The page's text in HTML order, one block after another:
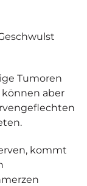
Tumoren
aber
kommt